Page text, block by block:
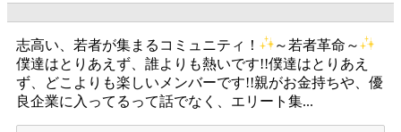
志高い、若者が集まるコミュニティ！
～若者革命～
僕達はとりあえず、誰よりも熱いです!!僕達はとりあえ
ず、どこよりも楽しいメンバーです!!親がお金持ちや、優
良企業に入ってるって話でなく、エリート集...